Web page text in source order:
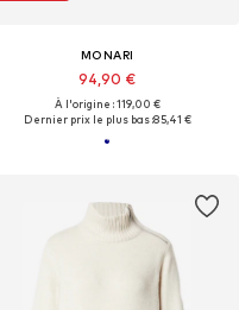
MONARI
94,90 €
À l'origine : 119,00 €
Dernier prix le plus bas :85,41 €